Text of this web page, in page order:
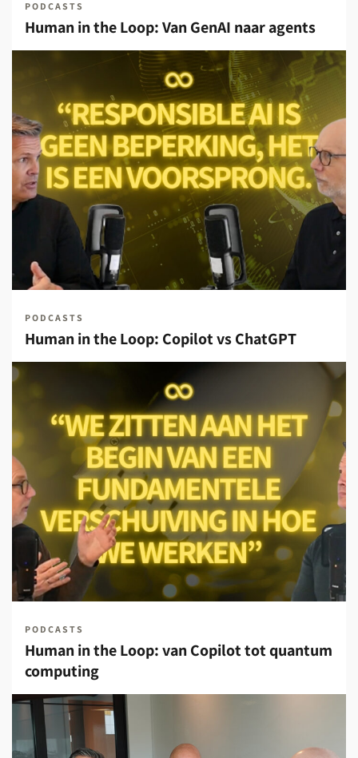
PODCASTS
Human in the Loop: Van GenAI naar agents
PODCASTS
Human in the Loop: Copilot vs ChatGPT
PODCASTS
Human in the Loop: van Copilot tot quantum
computing